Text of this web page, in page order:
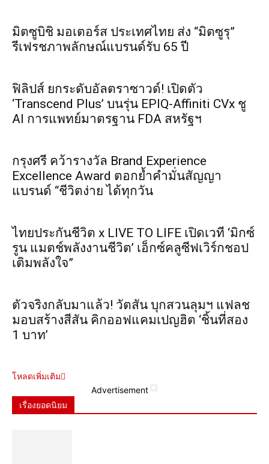
มิตซูบิชิ มอเตอร์ส ประเทศไทย ส่ง “มิตซูรุ”
รีเฟรชภาพลักษณ์แบรนด์รับ 65 ปี
ฟิลิปส์ ยกระดับอัลตราซาวด์! เปิดตัว
‘Transcend Plus’ บนรุ่น EPIQ-Affiniti CVx ชู
AI การแพทย์มาตรฐาน FDA สหรัฐฯ
กรุงศรี คว้ารางวัล Brand Experience
Excellence Award ตอกย้ำคำมั่นสัญญา
แบรนด์ “ชีวิตง่าย ได้ทุกวัน
ไทยประกันชีวิต x LIVE TO LIFE เปิดเวที ‘มิกซ์
รูน แมตช์พลังงานชีวิต’ เอ็กซ์คลูซีฟเวิร์กชอป
เติมพลังใจ”
ตัวจริงกลับมาแล้ว! วัตสัน บุกสวนลุมฯ แฟลช
มอบสร้างสีสัน คิกออฟแคมเปญฮิต ‘ชิ้นที่สอง
1 บาท’
โหลดเพิ่มเติม
Advertisement
เรื่องยอดนิยม